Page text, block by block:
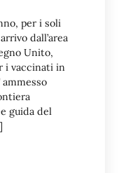
per i soli
dall’area
Unito,
i vaccinati in
ammesso
guida del